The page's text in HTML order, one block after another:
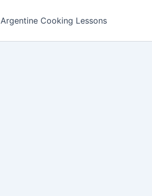
Argentine Cooking Lessons